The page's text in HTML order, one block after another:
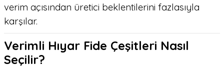
verim açısından üretici beklentilerini fazlasıyla
karşılar.
Verimli Hıyar Fide Çeşitleri Nasıl
Seçilir?